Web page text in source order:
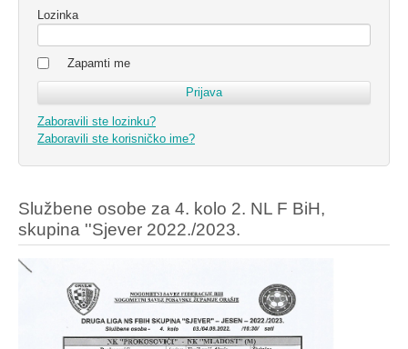
Lozinka
Zapamti me
Zaboravili ste lozinku?
Zaboravili ste korisničko ime?
Službene osobe za 4. kolo 2. NL F BiH,
skupina ''Sjever 2022./2023.